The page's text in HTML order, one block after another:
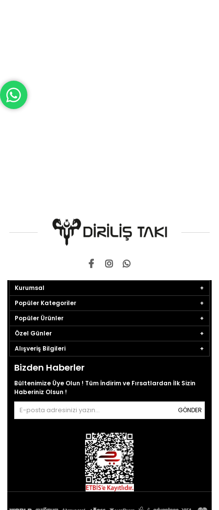
Kurumsal
Popüler Kategoriler
Popüler Ürünler
Özel Günler
Alışveriş Bilgileri
Bizden Haberler
Bültenimize Üye Olun ! Tüm İndirim ve Fırsatlardan İlk Sizin
Haberiniz Olsun !
GÖNDER